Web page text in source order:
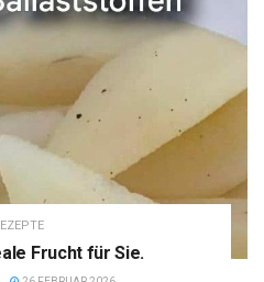
Frucht für Sie.